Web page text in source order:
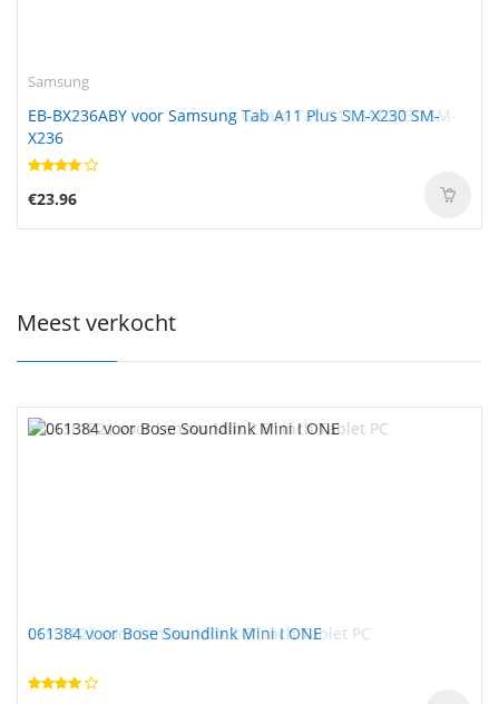
Samsung
EB-BX736ABY voor Samsung Galaxy Tab S11 SM-X730 SM-
X736
€27.96
Samsung
EB-BX236ABY voor Samsung Tab A11 Plus SM-X230 SM-
X236
€23.96
Meest verkocht
L13L1P21 voor Lenovo Miix 2 8" inch Tablet PC
061384 voor Bose Soundlink Mini I ONE